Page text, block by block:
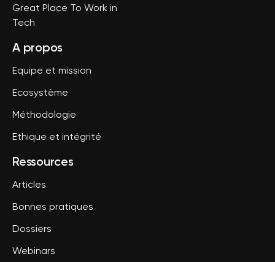
Great Place To Work in
Tech
A propos
Equipe et mission
Ecosystème
Méthodologie
Ethique et intégrité
Ressources
Articles
Bonnes pratiques
Dossiers
Webinars